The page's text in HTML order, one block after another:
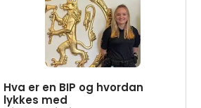
Hva er en BIP og hvordan
lykkes med